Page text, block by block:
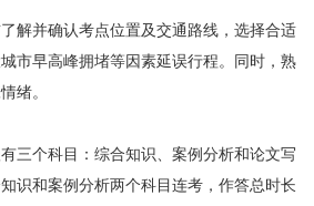
并确认考点位置及交通路线，选择合适
市早高峰拥堵等因素延误行程。同时，熟
绪。
个科目：综合知识、案例分析和论文写
识和案例分析两个科目连考，作答总时长